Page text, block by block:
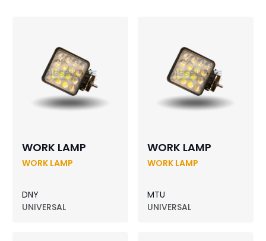
WORK LAMP
WORK LAMP
DNY
UNIVERSAL
WORK LAMP
WORK LAMP
MTU
UNIVERSAL